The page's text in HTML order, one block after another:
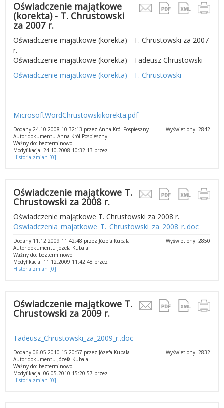
Oświadczenie majątkowe
(korekta) - T. Chrustowski
za 2007 r.
Oświadczenie majątkowe (korekta) - T. Chrustowski za 2007
r.
Oświadczenie majątkowe (korekta) - Tadeusz Chrustowski
Oświadczenie majątkowe (korekta) - T. Chrustowski
MicrosoftWordChrustowskikorekta.pdf
Wyświetlony: 2842
Dodany 24.10.2008 10:32:13 przez Anna Król-Pospieszny
Autor dokumentu Anna Król-Pospieszny
Ważny do: bezterminowo
Modyfikacja: 24.10.2008 10:32:13 przez
Historia zmian [0]
Oświadczenie majątkowe T.
Chrustowski za 2008 r.
Oświadczenie majątkowe T. Chrustowski za 2008 r.
Oswiadczenia_majatkowe_T._Chrustowski_za_2008_r..doc
Wyświetlony: 2850
Dodany 11.12.2009 11:42:48 przez Józefa Kubala
Autor dokumentu Józefa Kubala
Ważny do: bezterminowo
Modyfikacja: 11.12.2009 11:42:48 przez
Historia zmian [0]
Oświadczenie majątkowe T.
Chrustowski za 2009 r.
Tadeusz_Chrustowski_za_2009_r..doc
Wyświetlony: 2832
Dodany 06.05.2010 15:20:57 przez Józefa Kubala
Autor dokumentu Józefa Kubala
Ważny do: bezterminowo
Modyfikacja: 06.05.2010 15:20:57 przez
Historia zmian [0]